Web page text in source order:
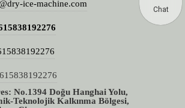
ice-machine.com
No.1394 Doğu Hanghai Yolu,
Teknolojik Kalkınma Bölgesi,
Chat